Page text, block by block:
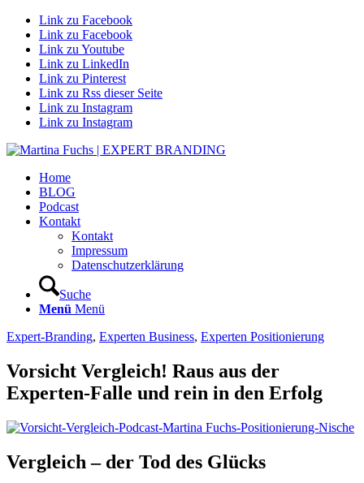
Link zu Facebook
Link zu Facebook
Link zu Youtube
Link zu LinkedIn
Link zu Pinterest
Link zu Rss dieser Seite
Link zu Instagram
Link zu Instagram
Home
BLOG
Podcast
Kontakt
Kontakt
Impressum
Datenschutzerklärung
Suche
Menü Menü
Expert-Branding, Experten Business, Experten Positionierung
Vorsicht Vergleich! Raus aus der
Experten-Falle und rein in den Erfolg
Vergleich – der Tod des Glücks